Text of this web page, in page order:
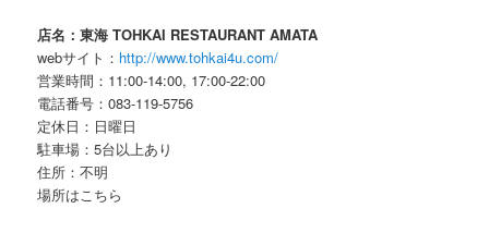
店名：東海 TOHKAI RESTAURANT AMATA
webサイト： http://www.tohkai4u.com/
営業時間：11:00-14:00, 17:00-22:00
電話番号：083-119-5756
定休日：日曜日
駐車場：5台以上あり
住所：不明
場所はこちら